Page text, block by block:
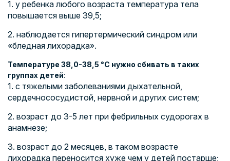
1. у ребенка любого возраста температура тела
повышается выше 39,5;
2. наблюдается гипертермический синдром или
«бледная лихорадка».
Температуре 38,0-38,5 °С нужно сбивать в таких
группах детей:
1. с тяжелыми заболеваниями дыхательной,
сердечнососудистой, нервной и других систем;
2. возраст до 3-5 лет при фебрильных судорогах в
анамнезе;
3. возраст до 2 месяцев, в таком возрасте
лихорадка переносится хуже чем у детей постарше;